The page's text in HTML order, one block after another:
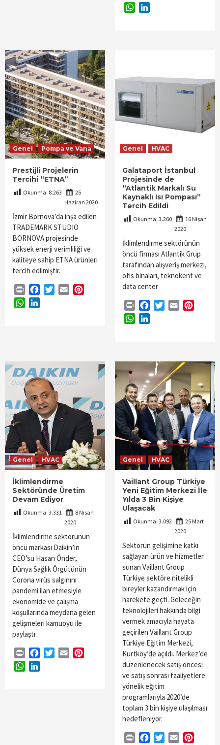
WhatsApp
Genel Pompa ve Vana
Prestijli Projelerin
Tercihi “ETNA”
Okunma: 8.263
25
Haziran 2020
İzmir Bornova’da inşa edilen
TRADEMARK STUDIO
BORNOVA projesinde
yüksek enerji verimliliği ve
kaliteye sahip ETNA ürünleri
tercih edilmiştir.
Print FacebookTwitterEmail
WhatsApp
Genel HVAC
Galataport İstanbul
Projesinde de
“Atlantik Markalı Su
Kaynaklı Isı Pompası”
Tercih Edildi
Okunma: 3.260
16 Nisan
2020
İklimlendirme sektörünün
öncü firması Atlantik Grup
tarafından alışveriş merkezi,
ofis binaları, teknokent ve
data center
Print FacebookTwitterEmail
WhatsApp
Genel HVAC
İklimlendirme
Sektöründe Üretim
Devam Ediyor
Okunma: 3.331
8 Nisan
2020
İklimlendirme sektörünün
öncü markası Daikin’in
CEO’su Hasan Önder,
Dünya Sağlık Örgütünün
Corona virüs salgınını
pandemi ilan etmesiyle
ekonomide ve çalışma
koşullarında meydana gelen
gelişmeleri kamuoyu ile
paylaştı.
Print FacebookTwitterEmail
WhatsApp
Genel HVAC
Vaillant Group Türkiye
Yeni Eğitim Merkezi İle
Yılda 3 Bin Kişiye
Ulaşacak
Okunma: 3.092
25 Mart
2020
Sektörün gelişimine katkı
sağlayan ürün ve hizmetler
sunan Vaillant Group
Türkiye sektöre nitelikli
bireyler kazandırmak için
harekete geçti. Geleceğin
teknolojileri hakkında bilgi
vermek amacıyla hayata
geçirilen Vaillant Group
Türkiye Eğitim Merkezi,
Kurtköy’de açıldı. Merkez’de
düzenlenecek satış öncesi
ve satış sonrası faaliyetlere
yönelik eğitim
programlarıyla 2020’de
toplam 3 bin kişiye ulaşılması
hedefleniyor.
Print FacebookTwitterEmail